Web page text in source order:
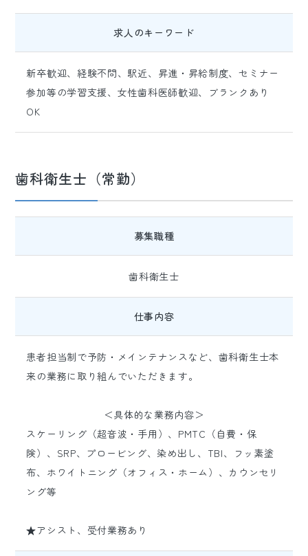
求人のキーワード
新卒歓迎、経験不問、駅近、昇進・昇給制度、セミナー
参加等の学習支援、女性歯科医師歓迎、ブランクあり
OK
歯科衛生士（常勤）
募集職種
歯科衛生士
仕事内容
患者担当制で予防・メインテナンスなど、歯科衛生士本
来の業務に取り組んでいただきます。
＜具体的な業務内容＞
スケーリング（超音波・手用）、PMTC（自費・保
険）、SRP、プロービング、染め出し、TBI、フッ素塗
布、ホワイトニング（オフィス・ホーム）、カウンセリ
ング等
★アシスト、受付業務あり